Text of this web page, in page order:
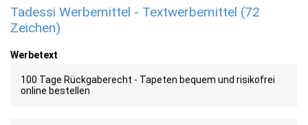
Tadessi Werbemittel - Textwerbemittel (72
Zeichen)
Werbetext
100 Tage Rückgaberecht - Tapeten bequem und risikofrei
online bestellen